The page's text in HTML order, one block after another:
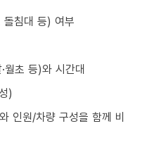
침대 등) 여부
월초 등)와 시간대
)
인원/차량 구성을 함께 비